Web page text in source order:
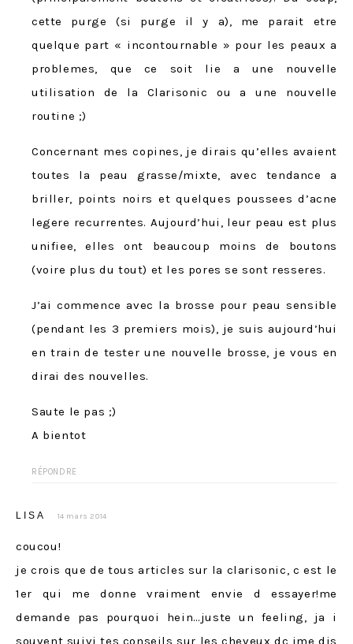
cette purge (si purge il y a), me parait etre
quelque part « incontournable » pour les peaux a
problemes, que ce soit lie a une nouvelle
utilisation de la Clarisonic ou a une nouvelle
routine ;)
Concernant mes copines, je dirais qu’elles avaient
toutes la peau grasse/mixte, avec tendance a
briller, points noirs et quelques poussees d’acne
legere recurrentes. Aujourd’hui, leur peau est plus
unifiee, elles ont beaucoup moins de boutons
(voire plus du tout) et les pores se sont resseres.
J’ai commence avec la brosse pour peau sensible
(pendant les 3 premiers mois), je suis aujourd’hui
en train de tester une nouvelle brosse, je vous en
dirai des nouvelles.
Saute le pas ;)
A bientot
RÉPONDRE
LISA 14 mars 2014
coucou!
je crois que de tous articles sur la clarisonic, c est le
1er qui me donne vraiment envie d essayer!me
demande pas pourquoi hein…juste un feeling, ja i
souvent suivi tes conseils sur les cheveux dc jme dis